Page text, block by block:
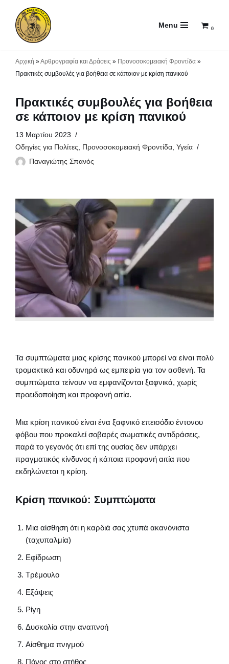
Μεταπηδήστε
Menu 0
Αρχική »Αρθρογραφία και Δράσεις » Προνοσοκομειακή Φροντίδα »
Πρακτικές συμβουλές για βοήθεια σε κάποιον με κρίση πανικού
Πρακτικές συμβουλές για βοήθεια
σε κάποιον με κρίση πανικού
13 Μαρτίου 2023
Οδηγίες για Πολίτες, Προνοσοκομειακή Φροντίδα, Υγεία
Παναγιώτης Σπανός
Τα συμπτώματα μιας κρίσης πανικού μπορεί να είναι πολύ
τρομακτικά και οδυνηρά ως εμπειρία για τον ασθενή. Τα
συμπτώματα τείνουν να εμφανίζονται ξαφνικά, χωρίς
προειδοποίηση και προφανή αιτία.
Μια κρίση πανικού είναι ένα ξαφνικό επεισόδιο έντονου
φόβου που προκαλεί σοβαρές σωματικές αντιδράσεις,
παρά το γεγονός ότι επί της ουσίας δεν υπάρχει
πραγματικός κίνδυνος ή κάποια προφανή αιτία που
εκδηλώνεται η κρίση.
Κρίση πανικού: Συμπτώματα
Μια αίσθηση ότι η καρδιά σας χτυπά ακανόνιστα
(ταχυπαλμία)
Εφίδρωση
Τρέμουλο
Εξάψεις
Ρίγη
Δυσκολία στην αναπνοή
Αίσθημα πνιγμού
Πόνος στο στήθος